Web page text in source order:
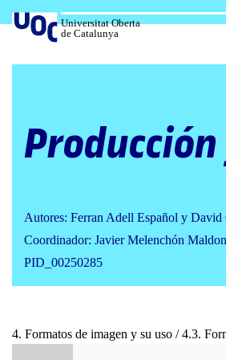
al
contenido
Universitat Oberta
de Catalunya
Autores: Ferran Adell Español y David
Coordinador: Javier Melenchón
PID_00250285
4. Formatos de imagen y su uso / 4.3.